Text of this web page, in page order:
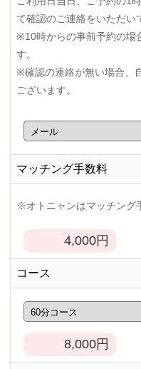
て確認のご連絡をいただい
※10時からの事前予約の場
す。
※確認の連絡が無い場合、
ございます。
マッチング手数料
※オトニャンはマッチング
4,000円
コース
8,000円